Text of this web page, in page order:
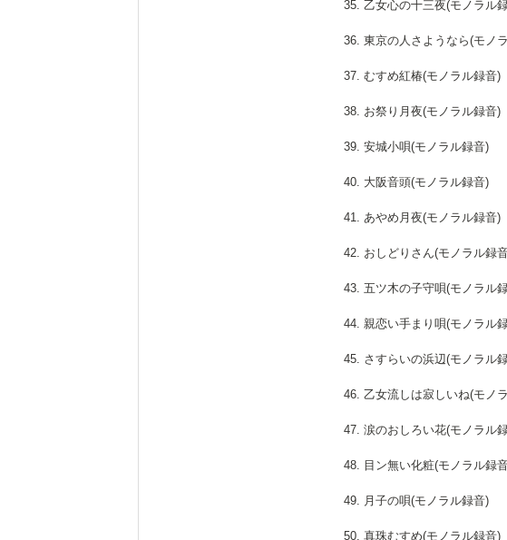
35. 乙女心の十三夜(モノラル
36. 東京の人さようなら(モノ
37. むすめ紅椿(モノラル録音)
38. お祭り月夜(モノラル録音)
39. 安城小唄(モノラル録音)
40. 大阪音頭(モノラル録音)
41. あやめ月夜(モノラル録音)
42. おしどりさん(モノラル録
43. 五ツ木の子守唄(モノラル
44. 親恋い手まり唄(モノラル
45. さすらいの浜辺(モノラル
46. 乙女流しは寂しいね(モノ
47. 涙のおしろい花(モノラル
48. 目ン無い化粧(モノラル録
49. 月子の唄(モノラル録音)
50. 真珠むすめ(モノラル録音)